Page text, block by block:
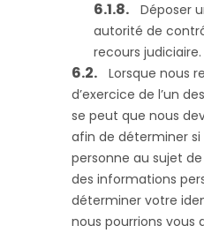
Déposer
autorité de
recours judiciaire.
Lorsque nous
d’exercice de l’un
se peut que nous
afin de déterminer
personne au sujet
des informations
déterminer votre
nous pourrions vous